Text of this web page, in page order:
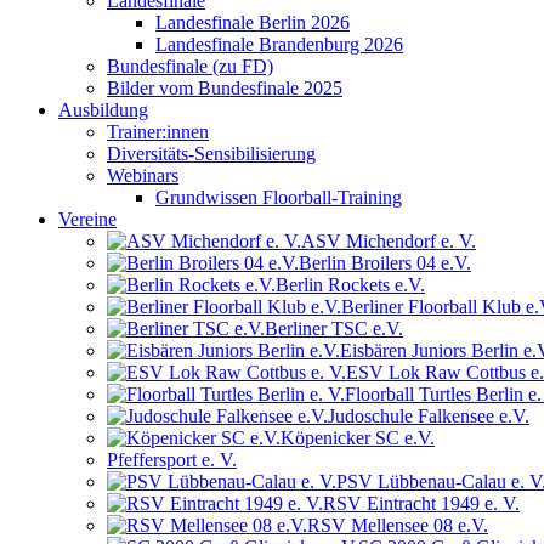
Landesfinale Berlin 2026
Landesfinale Brandenburg 2026
Bundesfinale (zu FD)
Bilder vom Bundesfinale 2025
Ausbildung
Trainer:innen
Diversitäts-Sensibilisierung
Webinars
Grundwissen Floorball-Training
Vereine
ASV Michendorf e. V.
Berlin Broilers 04 e.V.
Berlin Rockets e.V.
Berliner Floorball Klub
Berliner TSC e.V.
Eisbären Juniors Berlin
ESV Lok Raw Cottbus
Floorball Turtles Berlin
Judoschule Falkensee e.V.
Köpenicker SC e.V.
Pfeffersport e. V.
PSV Lübbenau-Calau e. V.
RSV Eintracht 1949 e. V.
RSV Mellensee 08 e.V.